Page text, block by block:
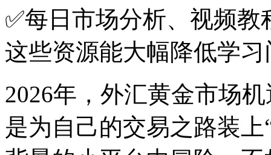
✅每日市场分析、视频
这些资源能大幅降低学
2026年，外汇黄金市场
是为自己的交易之路装